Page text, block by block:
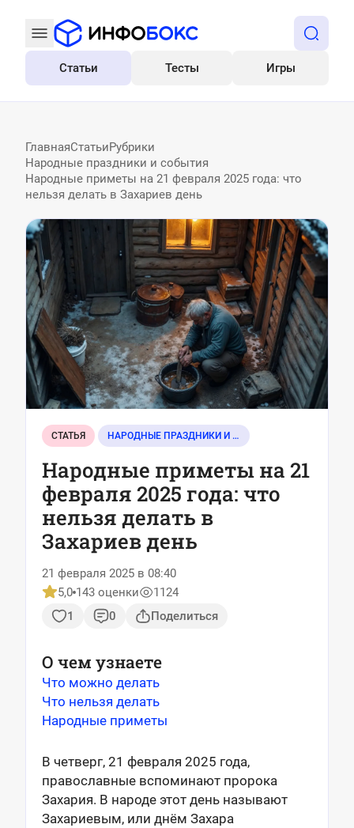
Все
Статьи Тесты Игры
ГлавнаяСтатьиРубрики
Народные праздники и события
Народные приметы на 21 февраля 2025 года: что
нельзя делать в Захариев день
СТАТЬЯ НАРОДНЫЕ ПРАЗДНИКИ И СОБЫТИЯ
Народные приметы на 21
февраля 2025 года: что
нельзя делать в
Захариев день
21 февраля 2025 в 08:40
5,0 143 оценки
1124
1
0 Поделиться
О чем узнаете
Что можно делать
Что нельзя делать
Народные приметы
В четверг, 21 февраля 2025 года,
православные вспоминают пророка
Захария. В народе этот день называют
Захариевым, или днём Захара